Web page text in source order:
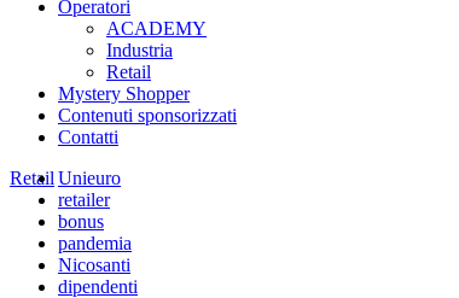
Operatori
ACADEMY
Industria
Retail
Mystery Shopper
Contenuti sponsorizzati
Contatti
Retail Unieuro
retailer
bonus
pandemia
Nicosanti
dipendenti